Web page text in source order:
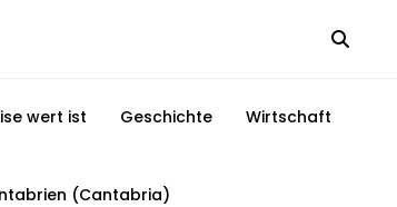
wert ist Geschichte Wirtschaft
(Cantabria)